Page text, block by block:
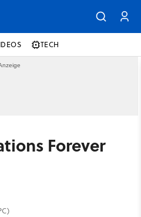
TECH
Forever